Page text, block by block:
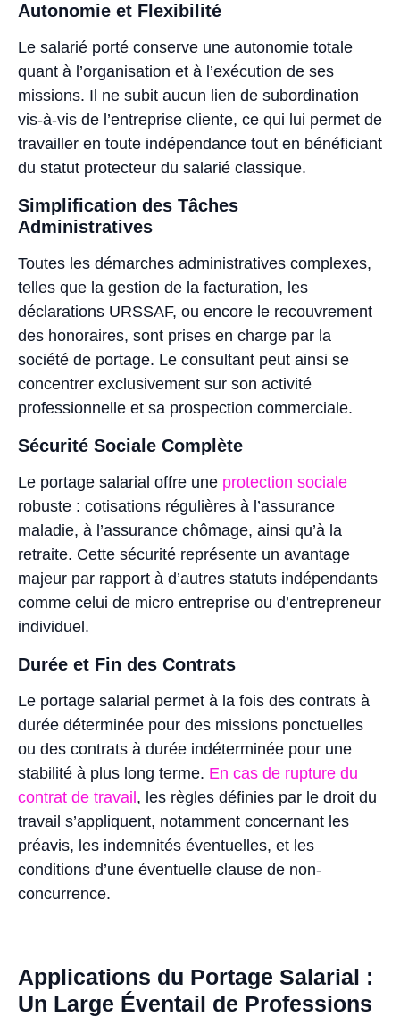
Autonomie et Flexibilité
Le salarié porté conserve une autonomie totale
quant à l’organisation et à l’exécution de ses
missions. Il ne subit aucun lien de subordination
vis-à-vis de l’entreprise cliente, ce qui lui permet de
travailler en toute indépendance tout en bénéficiant
du statut protecteur du salarié classique.
Simplification des Tâches
Administratives
Toutes les démarches administratives complexes,
telles que la gestion de la facturation, les
déclarations URSSAF, ou encore le recouvrement
des honoraires, sont prises en charge par la
société de portage. Le consultant peut ainsi se
concentrer exclusivement sur son activité
professionnelle et sa prospection commerciale.
Sécurité Sociale Complète
Le portage salarial offre une protection sociale
robuste : cotisations régulières à l’assurance
maladie, à l’assurance chômage, ainsi qu’à la
retraite. Cette sécurité représente un avantage
majeur par rapport à d’autres statuts indépendants
comme celui de micro entreprise ou d’entrepreneur
individuel.
Durée et Fin des Contrats
Le portage salarial permet à la fois des contrats à
durée déterminée pour des missions ponctuelles
ou des contrats à durée indéterminée pour une
stabilité à plus long terme. En cas de rupture du
contrat de travail , les règles définies par le droit du
travail s’appliquent, notamment concernant les
préavis, les indemnités éventuelles, et les
conditions d’une éventuelle clause de non-
concurrence.
Applications du Portage Salarial :
Un Large Éventail de Professions